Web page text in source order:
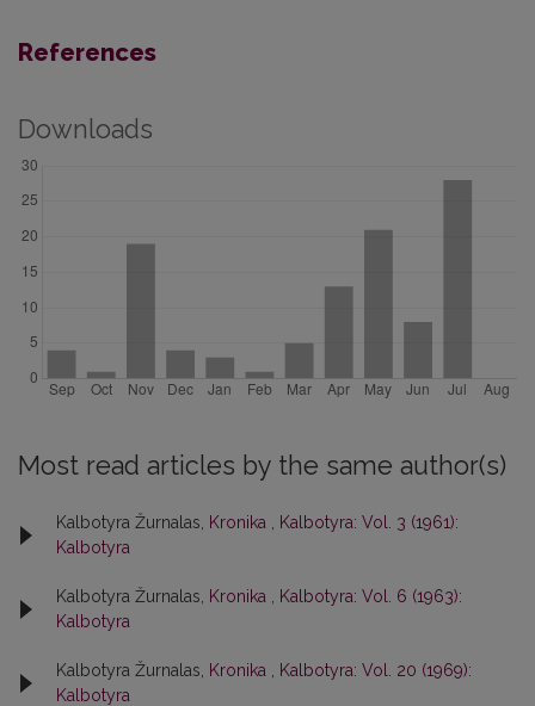
References
Downloads
Most read articles by the same author(s)
Kalbotyra Žurnalas, Kronika
Kalbotyra: Vol. 3 (1961):
Kalbotyra
Kalbotyra Žurnalas, Kronika
Kalbotyra: Vol. 6 (1963):
Kalbotyra
Kalbotyra Žurnalas, Kronika
Kalbotyra: Vol. 20 (1969):
Kalbotyra